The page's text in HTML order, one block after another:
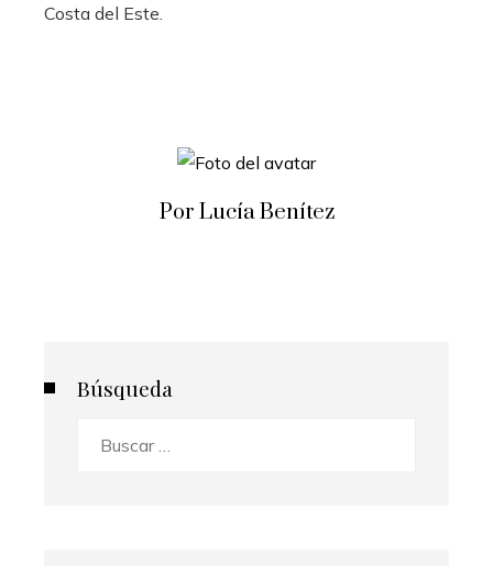
Costa del Este.
Por Lucía Benítez
Búsqueda